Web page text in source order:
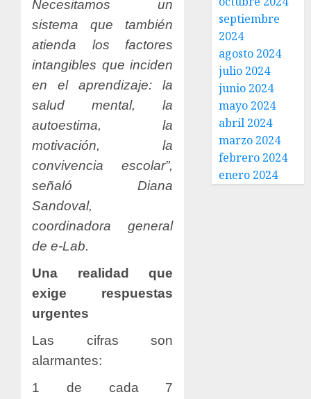
Necesitamos un
sistema que también
atienda los factores
intangibles que inciden
en el aprendizaje: la
salud mental, la
autoestima, la
motivación, la
convivencia escolar”,
señaló Diana
Sandoval,
coordinadora general
de e-Lab.
Una realidad que
exige respuestas
urgentes
Las cifras son
alarmantes:
1 de cada 7
septiembre
2024
agosto 2024
julio 2024
junio 2024
mayo 2024
abril 2024
marzo 2024
febrero 2024
enero 2024